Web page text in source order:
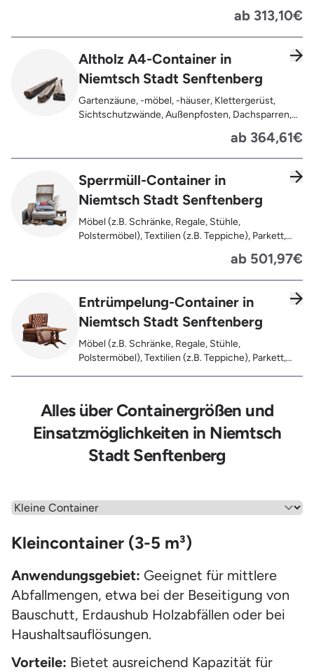
Oberflächenbehandlung wie Anstrich, Lasur,
Lackierung ), kleine Anhaftungen wie Nägel,
Schrauben oder Scharniere , Möbel und Türen,
Holz (z.B. Paletten, Bauholz),
Holzweichfaserplatten, Holzkisten,
ab 313,10€
Altholz A4-Container in
Niemtsch Stadt Senftenberg
Gartenzäune, -möbel, -häuser, Klettergerüst,
Sichtschutzwände, Außenpfosten, Dachsparren,
behandeltes Holz (=schadstoffbelastet),
Verfaultes oder verbranntes Holz, Fensterrahmen,
Bahnschwellen, Pflanzfähle, Jägerzaun
ab 364,61€
Sperrmüll-Container in
Niemtsch Stadt Senftenberg
Möbel (z.B. Schränke, Regale, Stühle,
Polstermöbel), Textilien (z.B. Teppiche), Parkett,
Koffer, Fensterholz oder Türholz / Türen (ohne
Glas), Fahrräder, Matratzen, Spielzeug, Bücher,
Laminat
ab 501,97€
Entrümpelung-Container in
Niemtsch Stadt Senftenberg
Möbel (z.B. Schränke, Regale, Stühle,
Polstermöbel), Textilien (z.B. Teppiche), Parkett,
Fässer, Eimer, Sonstiger Hausstand
Alles über Containergrößen und
Einsatzmöglichkeiten in Niemtsch
Stadt Senftenberg
Wähle einen Menüpunkt aus
Kleincontainer (3-5 m³)
Anwendungsgebiet: Geeignet für mittlere
Abfallmengen, etwa bei der Beseitigung von
Bauschutt, Erdaushub Holzabfällen oder bei
Haushaltsauflösungen.
Vorteile: Bietet ausreichend Kapazität für